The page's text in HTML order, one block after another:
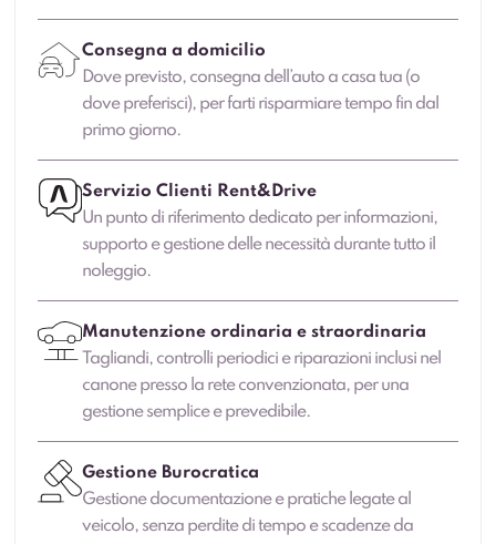
Consegna a domicilio
Dove previsto, consegna dell’auto a casa tua (o
dove preferisci), per farti risparmiare tempo fin dal
primo giorno.
Servizio Clienti Rent&Drive
Un punto di riferimento dedicato per informazioni,
supporto e gestione delle necessità durante tutto il
noleggio.
Manutenzione ordinaria e straordinaria
Tagliandi, controlli periodici e riparazioni inclusi nel
canone presso la rete convenzionata, per una
gestione semplice e prevedibile.
Gestione Burocratica
Gestione documentazione e pratiche legate al
veicolo, senza perdite di tempo e scadenze da